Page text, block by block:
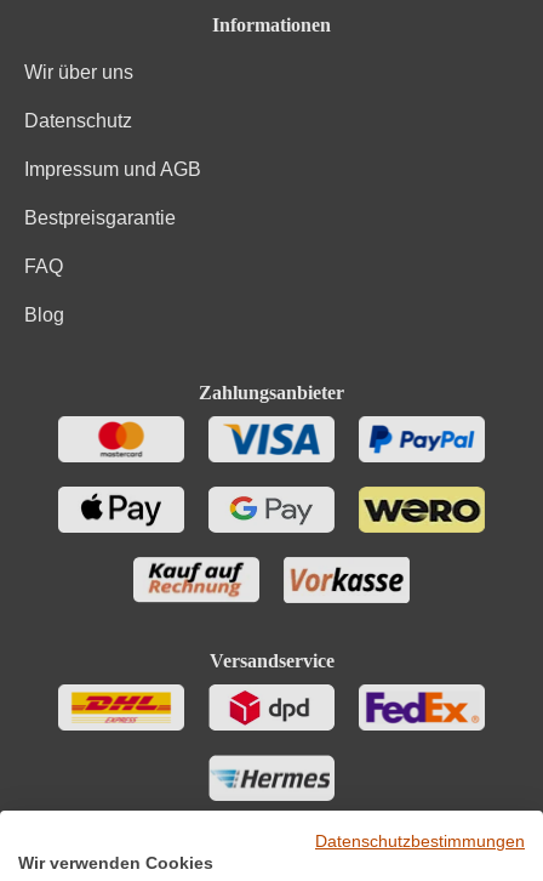
Nährwertangaben
Durchschnittliche nährwertangaben
Brennwert
Kohlenhydrate davon Zucker
Bio-Trauben, Konservierungsstoffe (Sulfite). Enthält
Eiweiß und Salz
Informationen
Wir über uns
Datenschutz
Impressum und AGB
Bestpreisgarantie
FAQ
Blog
Zahlungsanbieter
Versandservice
Datenschutzbestimmungen
Wir verwenden Cookies